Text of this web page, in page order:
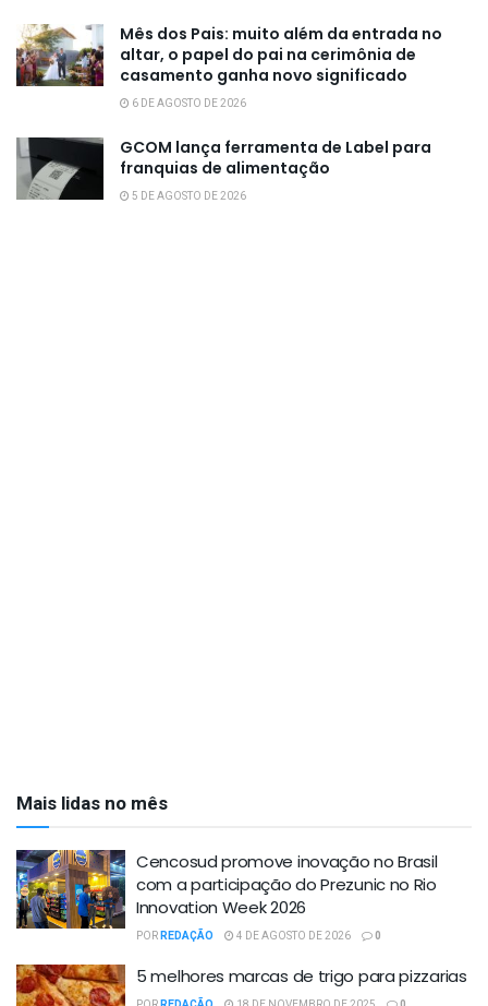
Mês dos Pais: muito além da entrada no
altar, o papel do pai na cerimônia de
casamento ganha novo significado
6 DE AGOSTO DE 2026
GCOM lança ferramenta de Label para
franquias de alimentação
5 DE AGOSTO DE 2026
Mais lidas no mês
Cencosud promove inovação no Brasil
com a participação do Prezunic no Rio
Innovation Week 2026
PORREDAÇÃO 4 DE AGOSTO DE 2026 0
5 melhores marcas de trigo para pizzarias